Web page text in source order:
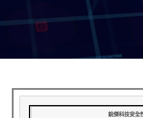
銳傑科技安全